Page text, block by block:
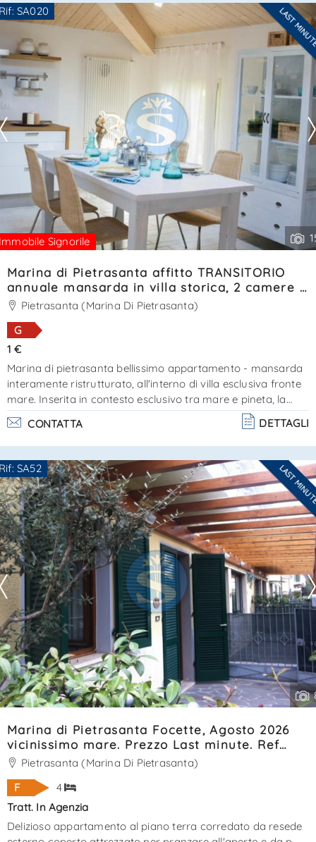
curato, offre ampio spazio esterno esclusivo per vivere
all'aria aperta. Ref. Sa0025dotazioni: lavatrice, lavastoviglie,
tv, spazio esterno attrezzato. C. . . .
SA020 LAST
Signorile
Ti interessa?
Contatta
--------------------
Vedi tutti i dettagli
Marina di Pietrasanta affitto TRANSITORIO
annuale mansarda in villa storica, 2 camere e
p. auto. Ref. SA020
Pietrasanta (Marina Di Pietrasanta)
G
1 €
Marina di pietrasanta bellissimo appartamento - mansarda
interamente ristrutturato, all'interno di villa esclusiva fronte
mare. Inserita in contesto esclusivo tra mare e pineta, la
proprietà è a breve distanza da forte dei marmi e dispone di
p. Auto all'interno della proprietà. L’immobile è composto
da living con soggiorno pranzo e cucina, 2 camere e 2
bagni. Dotata di aria condizionata e p. Auto. Certificazione
energetica classe “g “. Disponibile annualmente per
locazione transit. . .
CONTATTA DETTAGLI
SA52 LAST
Ti interessa?
Contatta
--------------------
Vedi tutti i dettagli
Marina di Pietrasanta Focette, Agosto 2026
vicinissimo mare. Prezzo Last minute. Ref
SA52
Pietrasanta (Marina Di Pietrasanta)
F
4
Tratt. In Agenzia
Delizioso appartamento al piano terra corredato da resede